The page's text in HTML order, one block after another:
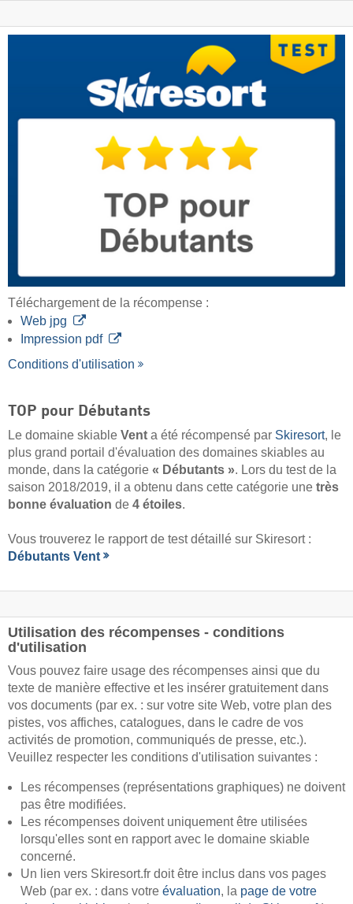
Téléchargement de la récompense :
Web jpg
Impression pdf
Conditions d'utilisation
TOP pour Débutants
Le domaine skiable Vent a été récompensé par Skiresort, le
plus grand portail d'évaluation des domaines skiables au
monde, dans la catégorie « Débutants ». Lors du test de la
saison 2018/2019, il a obtenu dans cette catégorie une très
bonne évaluation de 4 étoiles.
Vous trouverez le rapport de test détaillé sur Skiresort :
Débutants Vent
Utilisation des récompenses - conditions
d'utilisation
Vous pouvez faire usage des récompenses ainsi que du
texte de manière effective et les insérer gratuitement dans
vos documents (par ex. : sur votre site Web, votre plan des
pistes, vos affiches, catalogues, dans le cadre de vos
activités de promotion, communiqués de presse, etc.).
Veuillez respecter les conditions d'utilisation suivantes :
Les récompenses (représentations graphiques) ne doivent
pas être modifiées.
Les récompenses doivent uniquement être utilisées
lorsqu'elles sont en rapport avec le domaine skiable
concerné.
Un lien vers Skiresort.fr doit être inclus dans vos pages
Web (par ex. : dans votre évaluation, la page de votre